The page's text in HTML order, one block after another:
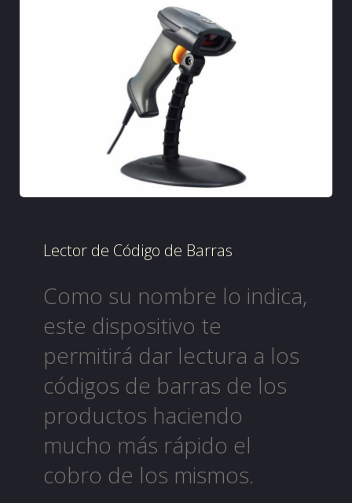
Lector de Código de Barras
Como su nombre lo indica,
este dispositivo te
permitirá dar lectura a los
códigos de barras de los
productos haciendo
mucho más rápido el
cobro de los mismos.